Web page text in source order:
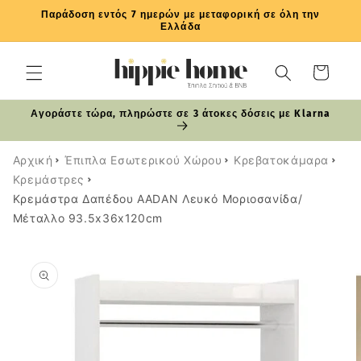
μετάβαση
περιεχόμενο
Παράδοση εντός 7 ημερών με μεταφορική σε όλη την
Ελλάδα
Καλάθι
Αγοράστε τώρα, πληρώστε σε 3 άτοκες δόσεις με Klarna
Αρχική Έπιπλα Εσωτερικού Χώρου
Κρεβατοκάμαρα
Κρεμάστρες
Κρεμάστρα Δαπέδου AADAN Λευκό Μοριοσανίδα/
Μέταλλο 93.5x36x120cm
πληροφορίες
προϊόντος